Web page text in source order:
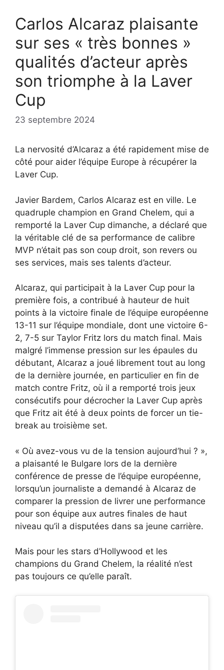
Carlos Alcaraz plaisante
sur ses « très bonnes »
qualités d’acteur après
son triomphe à la Laver
Cup
23 septembre 2024
La nervosité d’Alcaraz a été rapidement mise de
côté pour aider l’équipe Europe à récupérer la
Laver Cup.
Javier Bardem, Carlos Alcaraz est en ville. Le
quadruple champion en Grand Chelem, qui a
remporté la Laver Cup dimanche, a déclaré que
la véritable clé de sa performance de calibre
MVP n’était pas son coup droit, son revers ou
ses services, mais ses talents d’acteur.
Alcaraz, qui participait à la Laver Cup pour la
première fois, a contribué à hauteur de huit
points à la victoire finale de l’équipe européenne
13-11 sur l’équipe mondiale, dont une victoire 6-
2, 7-5 sur Taylor Fritz lors du match final. Mais
malgré l’immense pression sur les épaules du
débutant, Alcaraz a joué librement tout au long
de la dernière journée, en particulier en fin de
match contre Fritz, où il a remporté trois jeux
consécutifs pour décrocher la Laver Cup après
que Fritz ait été à deux points de forcer un tie-
break au troisième set.
« Où avez-vous vu de la tension aujourd’hui ? »,
a plaisanté le Bulgare lors de la dernière
conférence de presse de l’équipe européenne,
lorsqu’un journaliste a demandé à Alcaraz de
comparer la pression de livrer une performance
pour son équipe aux autres finales de haut
niveau qu’il a disputées dans sa jeune carrière.
Mais pour les stars d’Hollywood et les
champions du Grand Chelem, la réalité n’est
pas toujours ce qu’elle paraît.